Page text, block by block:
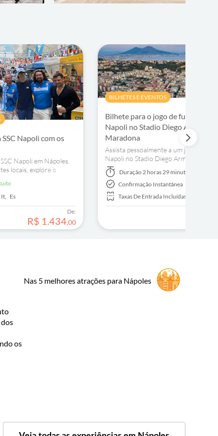
Napoli com os
Napoli em Nápoles.
locais, explore o
a um jogo ao vivo
Maradona. Reserve
It, Es
De:
R$ 1.434,00
BILHETES E EVENTOS
Bilhete para o jogo de futebol do
Napoli no Stadio Diego Armando
Maradona
Assista pessoalmente a um jogo de
Napoli no Stadio Diego Armando
desfrute de uma variedade de
entretenimento no dia do jogo.
Duração 2 horas 29 minutos
Confirmação Instantânea
Taxas De Entrada Incluídas
os
Nas 5 melhores atrações para Nápoles